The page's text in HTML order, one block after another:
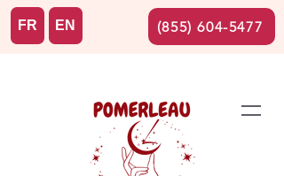
FR EN (855) 604-5477